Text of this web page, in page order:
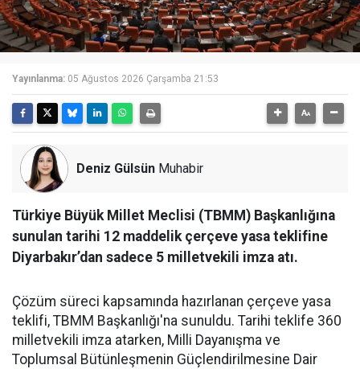
Yayınlanma: 05 Ağustos 2026 Çarşamba 21:53
Deniz Gülsün Muhabir
Türkiye Büyük Millet Meclisi (TBMM) Başkanlığına
sunulan tarihi 12 maddelik çerçeve yasa teklifine
Diyarbakır’dan sadece 5 milletvekili imza atı.
Çözüm süreci kapsamında hazırlanan çerçeve yasa
teklifi, TBMM Başkanlığı'na sunuldu. Tarihi teklife 360
milletvekili imza atarken, Milli Dayanışma ve
Toplumsal Bütünleşmenin Güçlendirilmesine Dair